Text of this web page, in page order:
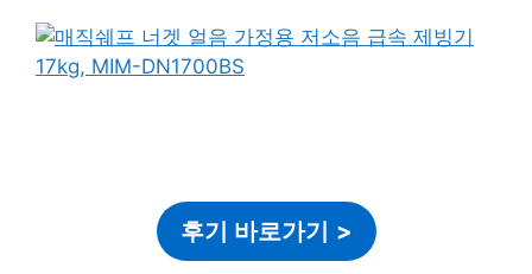
후기 바로가기 >